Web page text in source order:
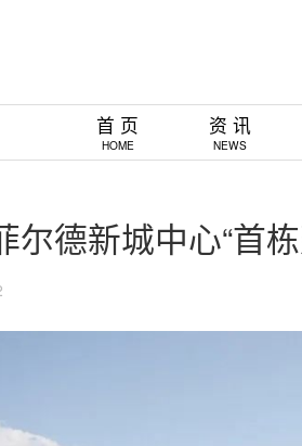
首 页
HOME
资 讯
NEWS
尔德新城中心“首